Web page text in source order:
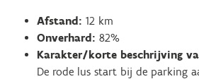
Afstand: 12 km
Onverhard: 82%
Karakter/korte beschrijving
De rode lus start bij de parking